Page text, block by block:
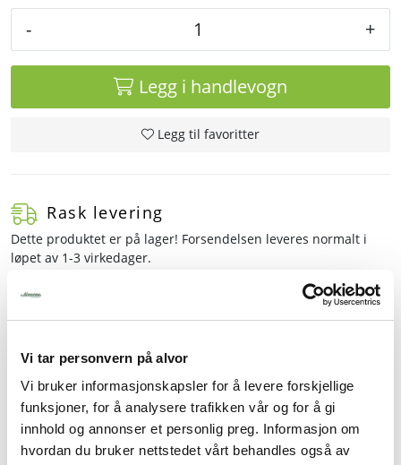
Vi tar personvern på alvor
Vi bruker informasjonskapsler for å levere forskjellige
funksjoner, for å analysere trafikken vår og for å gi
innhold og annonser et personlig preg. Informasjon om
hvordan du bruker nettstedet vårt behandles også av
- +
Legg i handlevogn
Legg til favoritter
Beskrivelse
Spesifikasjoner
Rask levering
Dette produktet er på lager! Forsendelsen leveres normalt i
løpet av 1-3 virkedager.
Mer info